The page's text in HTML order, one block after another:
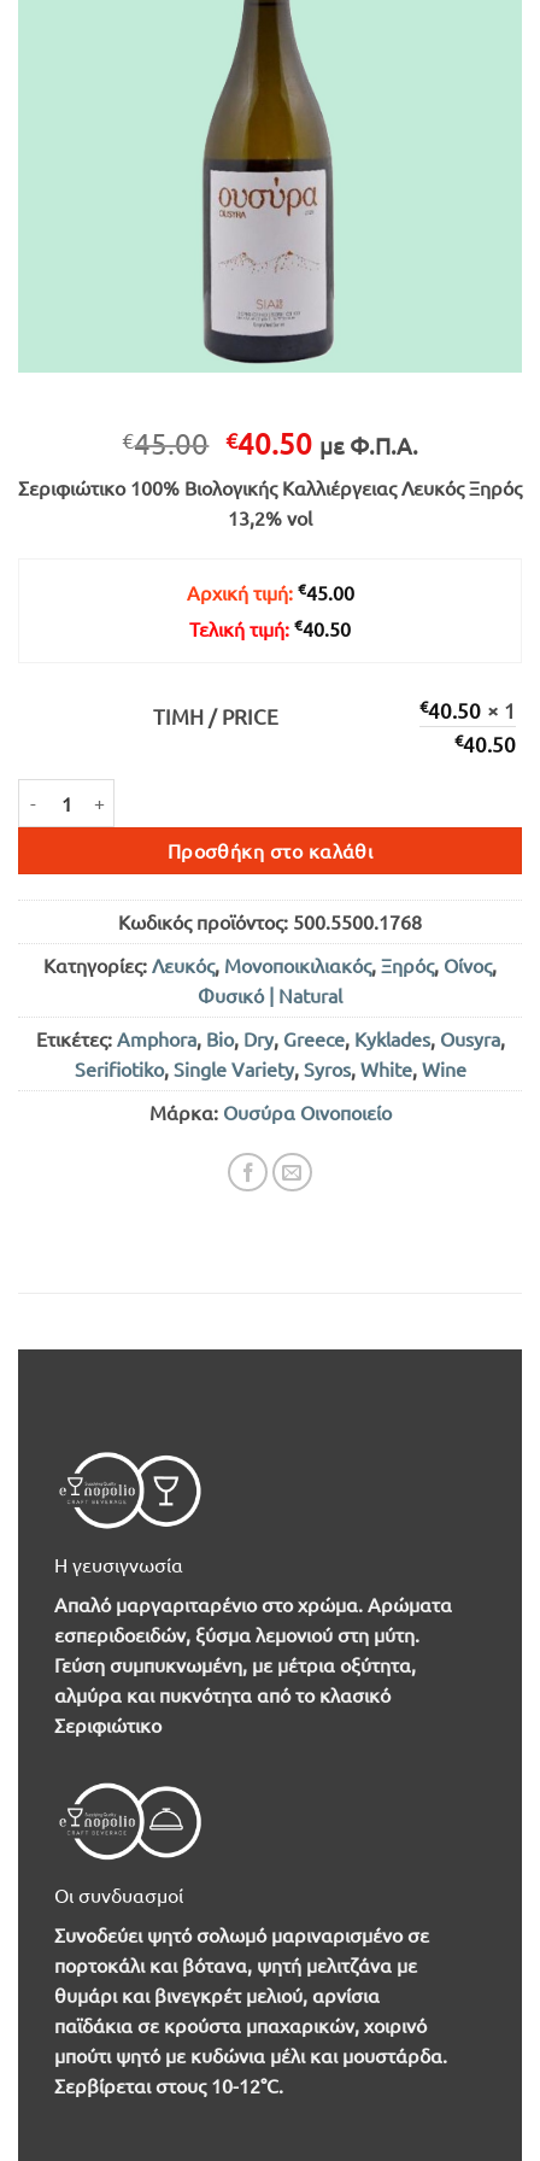
€45.00 Original
price
was:
€45.00.
€40.50Η
τρέχουσα
τιμή
είναι:
με Φ.Π.Α.
Σεριφιώτικο 100% Βιολογικής Καλλιέργειας Λευκός Ξηρός
13,2% vol
Αρχική τιμή: €45.00
Τελική τιμή: €40.50
ΤΙΜΉ / PRICE €40.50 × 1
€40.50
Προσθήκη στο καλάθι
Κωδικός προϊόντος: 500.5500.1768
Κατηγορίες: Λευκός, Μονοποικιλιακός, Ξηρός, Οίνος,
Φυσικό | Natural
Ετικέτες: Amphora, Bio, Dry, Greece, Kyklades, Ousyra,
Serifiotiko, Single Variety, Syros, White, Wine
Μάρκα: Ουσύρα Οινοποιείο
Η γευσιγνωσία
Απαλό μαργαριταρένιο στο χρώμα. Αρώματα
εσπεριδοειδών, ξύσμα λεμονιού στη μύτη.
Γεύση συμπυκνωμένη, με μέτρια οξύτητα,
αλμύρα και πυκνότητα από το κλασικό
Σεριφιώτικο
Οι συνδυασμοί
Συνοδεύει ψητό σολωμό μαριναρισμένο σε
πορτοκάλι και βότανα, ψητή μελιτζάνα με
θυμάρι και βινεγκρέτ μελιού, αρνίσια
παϊδάκια σε κρούστα μπαχαρικών, χοιρινό
μπούτι ψητό με κυδώνια μέλι και μουστάρδα.
Σερβίρεται στους 10-12°C.